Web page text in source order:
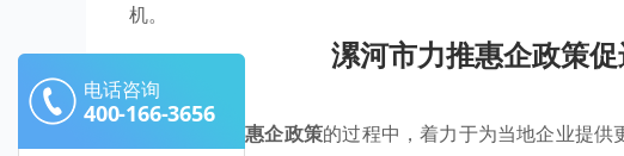
机。
漯河市力推惠企政策
漯河市在推进惠企政策的过程中，着力于为当地企业提
电话咨询
400-166-3656